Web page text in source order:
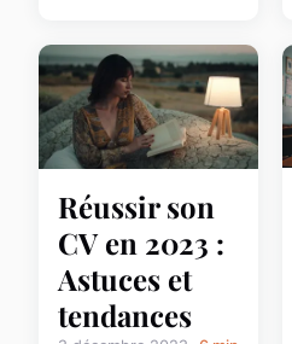
Réussir son
CV en 2023 :
Astuces et
tendances